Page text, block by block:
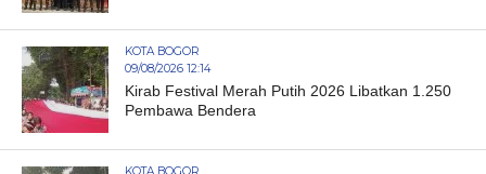
KOTA BOGOR
09/08/2026 12:14
Kirab Festival Merah Putih 2026 Libatkan 1.250
Pembawa Bendera
KOTA BOGOR